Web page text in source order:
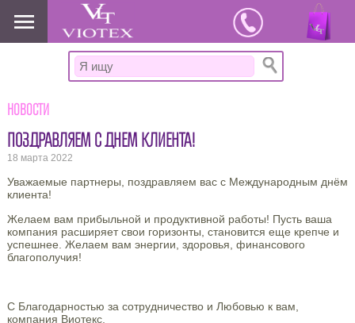
www.viotex37.ru
Новости
ПОЗДРАВЛЯЕМ С ДНЕМ КЛИЕНТА!
18 марта 2022
Уважаемые партнеры, поздравляем вас с Международным днём
клиента!
Желаем вам прибыльной и продуктивной работы! Пусть ваша
компания расширяет свои горизонты, становится еще крепче и
успешнее. Желаем вам энергии, здоровья, финансового
благополучия!
С Благодарностью за сотрудничество и Любовью к вам,
компания Виотекс.